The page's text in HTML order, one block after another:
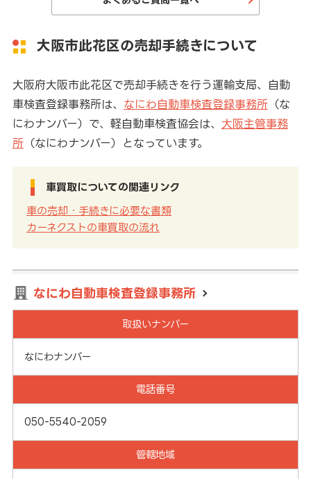
大阪市此花区の売却手続きについて
大阪府大阪市此花区で売却手続きを行う運輸支局、自動
車検査登録事務所は、 なにわ自動車検査登録事務所（な
にわナンバー）で、軽自動車検査協会は、 大阪主管事務
所（なにわナンバー）となっています。
車買取についての関連リンク
車の売却・手続きに必要な書類
カーネクストの車買取の流れ
なにわ自動車検査登録事務所
取扱いナンバー
なにわナンバー
電話番号
050-5540-2059
管轄地域